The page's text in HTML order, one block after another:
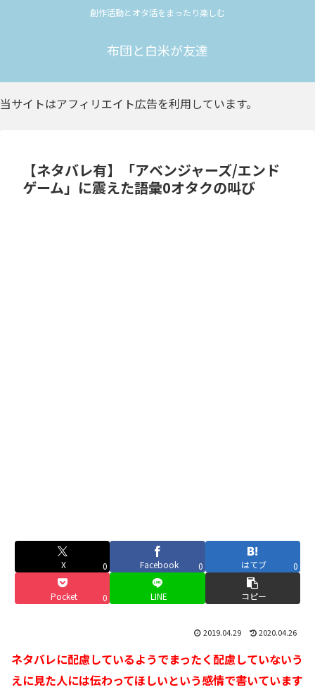
創作活動とオタ活をまったり楽しむ
布団と白米が友達
当サイトはアフィリエイト広告を利用しています。
【ネタバレ有】「アベンジャーズ/エンド
ゲーム」に震えた語彙0オタクの叫び
X 0 Facebook 0 はてブ 0
Pocket 0 LINE コピー
2019.04.29 2020.04.26
ネタバレに配慮しているようでまったく配慮していないう
えに見た人には伝わってほしいという感情で書いています